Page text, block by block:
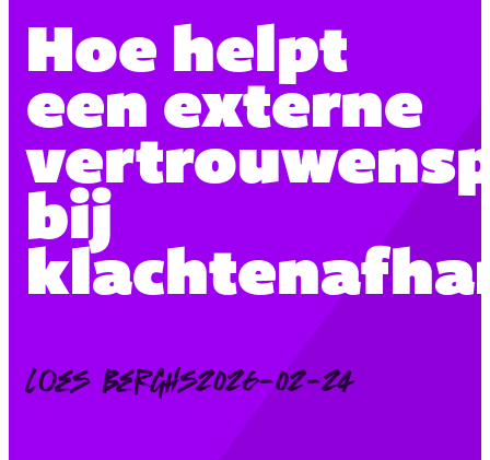
Hoe helpt
een externe
bij
Posted
Loes Berghs2026-02-24